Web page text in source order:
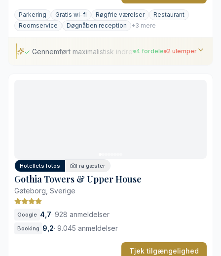
Parkering Gratis wi-fi Røgfrie værelser
Restaurant
Roomservice
Døgnåben reception +3 mere
Gennemført maximalistisk indretning4 fordele 2 ulemper
Hotellets fotos Fra gæster
Gothia Towers & Upper House
Gøteborg, Sverige
Google 4,7· 928 anmeldelser
Booking 9,2· 9.045 anmeldelser
Tjek tilgængelighed